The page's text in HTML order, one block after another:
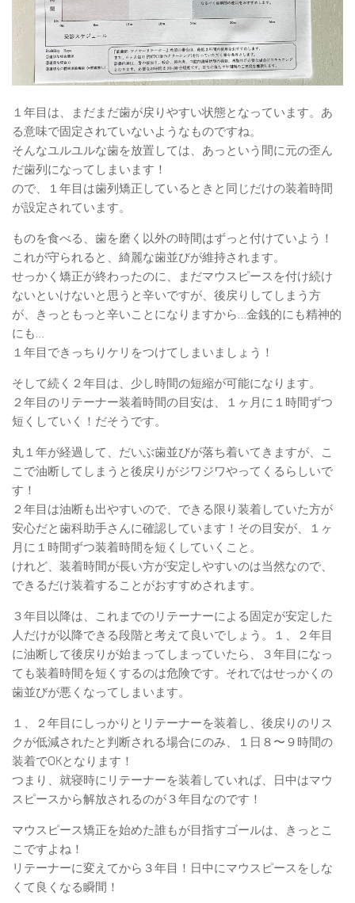
１年目は、まだまだ歯が戻りやすい状態となっています。あ
る意味で固定されていないようなものですね。
そんなユルユルな歯を放置しては、あっという間に元の歪ん
だ歯列になってしまいます！
ので、１年目は歯列矯正しているときと同じだけの装着時間
が設定されています。
ものを食べる、歯を磨く以外の時間はずっと付けていよう！
これが守られると、綺麗な歯並びが維持されます。
せっかく矯正が終わったのに、まだマウスピースを付け続け
ないといけないと思うと辛いですが、後戻りしてしまう方
が、きっともっと辛いことになりますから…金銭的にも精神的
にも…
１年目できっちりケリをつけてしまいましょう！
そして続く２年目は、少し時間の短縮が可能になります。
２年目のリテーナー装着時間の目安は、１ヶ月に１時間ずつ
短くしていく！だそうです。
丸１年が経過して、だいぶ歯並びが落ち着いてきますが、こ
こで油断してしまうと後戻りがジワジワやってくるらしいで
す！
２年目は油断も出やすいので、できる限り装着していた方が
安心だと歯科助手さんに確認しています！その目安が、１ヶ
月に１時間ずつ装着時間を短くしていくこと。
けれど、装着時間が長い方が安定しやすいのは当然なので、
できるだけ装着することがおすすめされます。
３年目以降は、これまでのリテーナーによる固定が安定した
人だけが以降できる段階と考えて良いでしょう。１、２年目
に油断して後戻りが始まってしまっていたら、３年目になっ
ても装着時間を短くするのは危険です。それではせっかくの
歯並びが悪くなってしまいます。
１、２年目にしっかりとリテーナーを装着し、後戻りのリス
クが低減されたと判断される場合にのみ、１日８〜９時間の
装着でOKとなります！
つまり、就寝時にリテーナーを装着していれば、日中はマウ
スピースから解放されるのが３年目なのです！
マウスピース矯正を始めた誰もが目指すゴールは、きっとこ
こですよね！
リテーナーに変えてから３年目！日中にマウスピースをしな
くて良くなる瞬間！